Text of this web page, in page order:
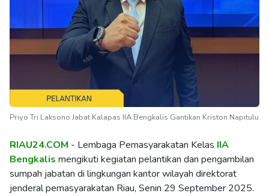
Priyo Tri Laksono Jabat Kalapas IIA Bengkalis Gantikan Kriston Napitulu
RIAU24.COM - Lembaga Pemasyarakatan Kelas IIA
Bengkalis mengikuti kegiatan pelantikan dan pengambilan
sumpah jabatan di lingkungan kantor wilayah direktorat
jenderal pemasyarakatan Riau, Senin 29 September 2025.